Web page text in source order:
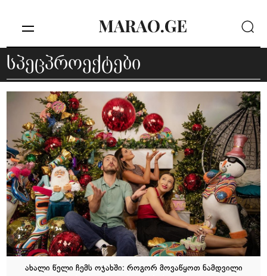
სპეცპროექტები
ახალი წელი ჩემს ოჯახში: როგორ მოვაწყოთ ნამდვილი